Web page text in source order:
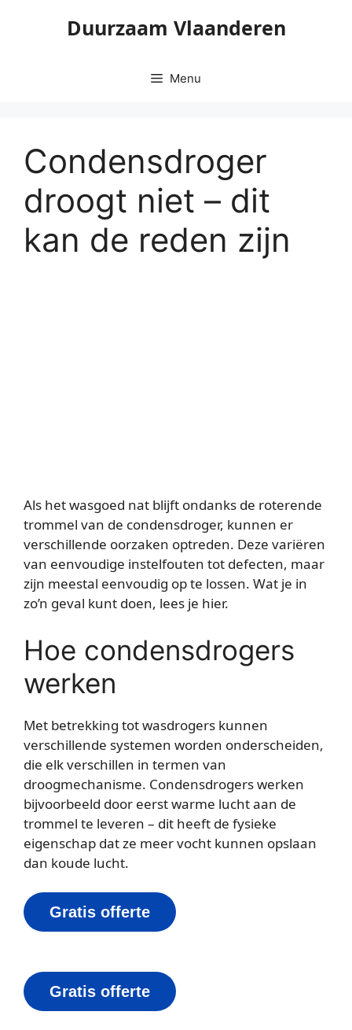
Duurzaam Vlaanderen
Menu
Condensdroger
droogt niet – dit
kan de reden zijn
Als het wasgoed nat blijft ondanks de roterende
trommel van de condensdroger, kunnen er
verschillende oorzaken optreden. Deze variëren
van eenvoudige instelfouten tot defecten, maar
zijn meestal eenvoudig op te lossen. Wat je in
zo’n geval kunt doen, lees je hier.
Hoe condensdrogers
werken
Met betrekking tot wasdrogers kunnen
verschillende systemen worden onderscheiden,
die elk verschillen in termen van
droogmechanisme. Condensdrogers werken
bijvoorbeeld door eerst warme lucht aan de
trommel te leveren – dit heeft de fysieke
eigenschap dat ze meer vocht kunnen opslaan
dan koude lucht.
Gratis offerte
Gratis offerte